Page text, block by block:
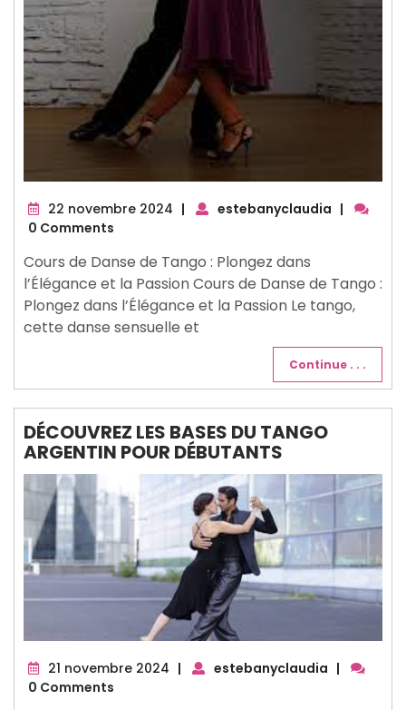
22 novembre 2024 22
| estebanyclaudia |
0 Comments
Cours de Danse de Tango : Plongez dans
l’Élégance et la Passion Cours de Danse de Tango :
Plongez dans l’Élégance et la Passion Le tango,
cette danse sensuelle et
Continue . . .
DÉCOUVREZ LES BASES DU TANGO
ARGENTIN POUR DÉBUTANTS
21 novembre 2024 21| estebanyclaudia |
0 Comments